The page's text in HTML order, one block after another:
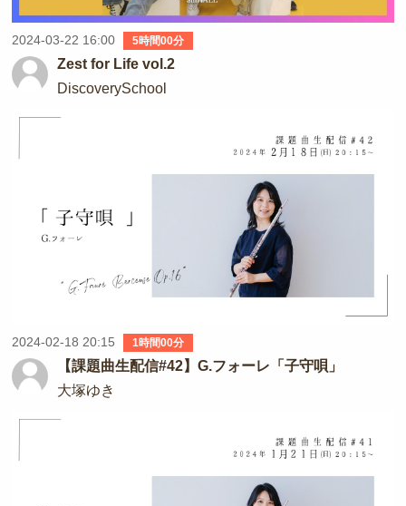
2024-03-22 16:00 5時間00分
Zest for Life vol.2
DiscoverySchool
2024-02-18 20:15 1時間00分
【課題曲生配信#42】G.フォーレ「子守唄」
大塚ゆき